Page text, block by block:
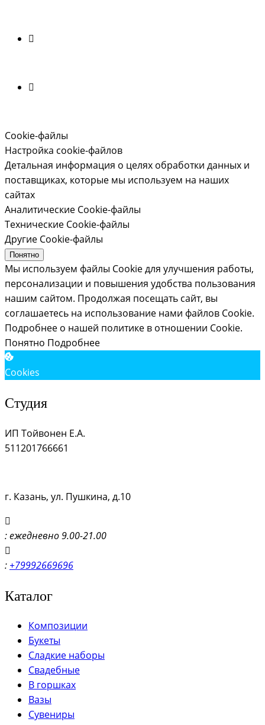
Cookie-файлы
Настройка cookie-файлов
Детальная информация о целях обработки данных и
поставщиках, которые мы используем на наших
сайтах
Аналитические Cookie-файлы
Технические Cookie-файлы
Другие Cookie-файлы
Понятно
Мы используем файлы Cookie для улучшения работы,
персонализации и повышения удобства пользования
нашим сайтом. Продолжая посещать сайт, вы
соглашаетесь на использование нами файлов Cookie.
Подробнее о нашей политике в отношении Cookie.
Понятно Подробнее
Cookies
Студия
ИП Тойвонен Е.А.
511201766661
г. Казань, ул. Пушкина, д.10
: ежедневно 9.00-21.00
: +79992669696
Каталог
Композиции
Букеты
Сладкие наборы
Свадебные
В горшках
Вазы
Сувениры